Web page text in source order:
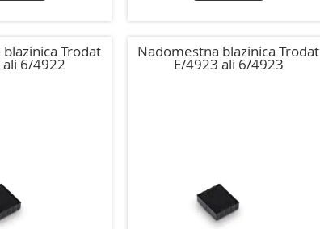
Trodat
ali 6/4922
Nadomestna blazinica Trodat
E/4923 ali 6/4923